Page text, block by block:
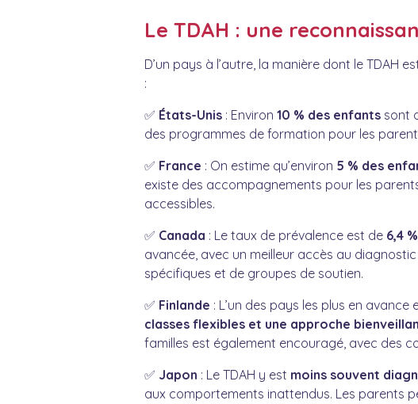
Le TDAH : une
D’un pays à l’autre, la manière dont le
:
✅ États-Unis : Environ 10 % des enfants sont
des programmes de formation pour les
✅ France : On estime qu’environ 5 % des
existe des accompagnements pour les
accessibles.
✅ Canada : Le taux de prévalence est de 6,4
avancée, avec un meilleur accès au
spécifiques et de groupes de soutien.
✅ Finlande : L’un des pays les plus en
classes flexibles et une approche
familles est également encouragé, avec des
✅ Japon : Le TDAH y est moins souvent
aux comportements inattendus. Les parents